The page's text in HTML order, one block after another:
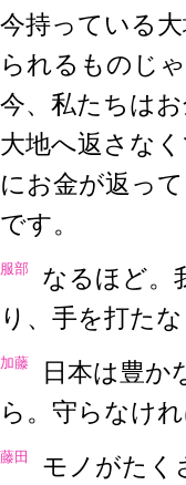
今持っている
られるものじ
今、私たちは
大地へ返さな
にお金が返っ
です。
服部
なるほど。
り、手を打た
加藤
日本は豊か
ら。守らなけ
藤田
モノがたく